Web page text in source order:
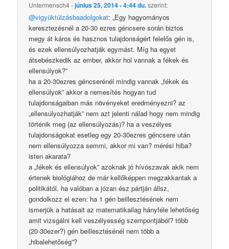
Untermensch4-június 25, 2014 - 4:44 du.szerint:
@vigyüktúlzásbaadolgokat: „Egy hagyományos
keresztezésnél a 20-30 ezres géncsere során biztos
megy át káros és hasznos tulajdonságért felelős gén is,
és ezek ellensúlyozhatják egymást. Míg ha egyet
átsebészkedik az ember, akkor hol vannak a fékek és
ellensúlyok?”
ha a 20-30ezres géncserénél mindig vannak „fékek és
ellensúlyok” akkor a nemesítés hogyan tud
tulajdonságaiban más növényeket eredményezni? az
„ellensúlyozhatják” nem azt jelenti nálad hogy nem mindig
történik meg (az ellensúlyozás)? ha a veszélyes
tulajdonságokat esetleg egy 20-30ezres géncsere után
nem ellensúlyozza semmi, akkor mi van? mérési hiba?
isten akarata?
a „fékek és ellensúlyok” azoknak jó hívószavak akik nem
értenek biológiához de már kellőképpen megzakkantak a
politikától. ha valóban a józan ész pártján állsz,
gondolkozz el ezen: ha 1 gén beillesztésének nem
ismerjük a hatásait az matematikailag hányféle lehetőség
amit vizsgálni kell veszélyesség szempontjából? több
(20-30ezer?) gén beillesztésénél nem több a
„hibalehetőség”?